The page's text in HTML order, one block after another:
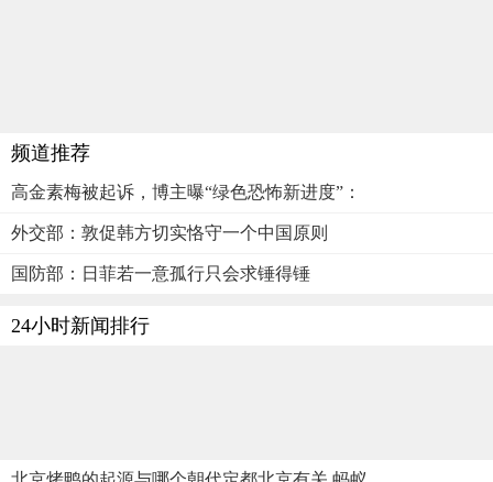
频道推荐
高金素梅被起诉，博主曝“绿色恐怖新进度”：
外交部：敦促韩方切实恪守一个中国原则
国防部：日菲若一意孤行只会求锤得锤
24小时新闻排行